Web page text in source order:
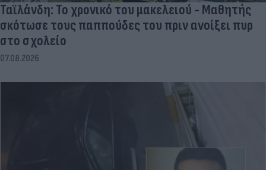
Ταϊλάνδη: Το χρονικό του μακελειού - Μαθητής
σκότωσε τους παππούδες του πριν ανοίξει πυρ
στο σχολείο
07.08.2026